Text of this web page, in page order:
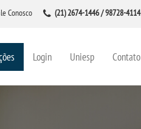
Conosco (21) 2674-1446 / 98728-4114
Login Uniesp Contato